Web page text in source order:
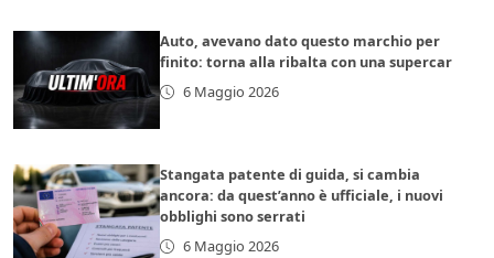
Auto, avevano dato questo marchio per
finito: torna alla ribalta con una supercar
6 Maggio 2026
Stangata patente di guida, si cambia
ancora: da quest’anno è ufficiale, i nuovi
obblighi sono serrati
6 Maggio 2026